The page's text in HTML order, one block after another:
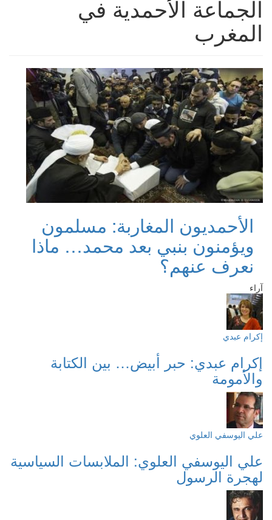
الجماعة الأحمدية في
المغرب
الأحمديون المغاربة: مسلمون
ويؤمنون بنبي بعد محمد… ماذا
نعرف عنهم؟
آراء
إكرام عبدي
إكرام عبدي: حبر أبيض… بين الكتابة
والأمومة
علي اليوسفي العلوي
علي اليوسفي العلوي: الملابسات السياسية
لهجرة الرسول